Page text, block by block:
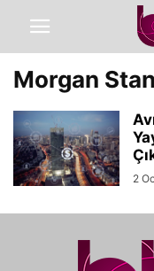
Morgan
2